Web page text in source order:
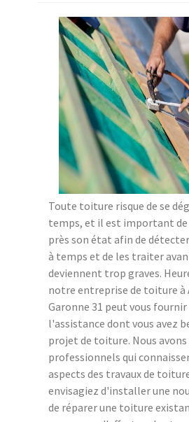
Toute toiture risque de se
temps, et il est important de
près son état afin de
à temps et de les traiter
deviennent trop graves.
notre entreprise de toiture à
Garonne 31 peut vous
l'assistance dont vous avez
projet de toiture. Nous avons
professionnels qui
aspects des travaux de
envisagiez d'installer une
de réparer une toiture